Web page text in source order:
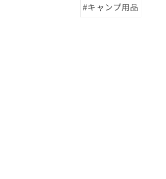
#キャンプ用品